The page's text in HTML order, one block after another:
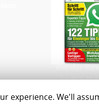
WhatsApp
3 – Jetzt am
Magazine Shop
experience. We'll